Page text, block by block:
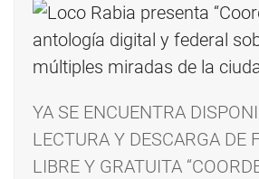
YA SE ENCUENTRA
LECTURA Y DESCARGA DE
LIBRE Y GRATUITA